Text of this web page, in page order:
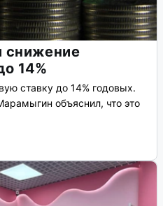
снижение
14%
ставку до 14% годовых.
объяснил, что это